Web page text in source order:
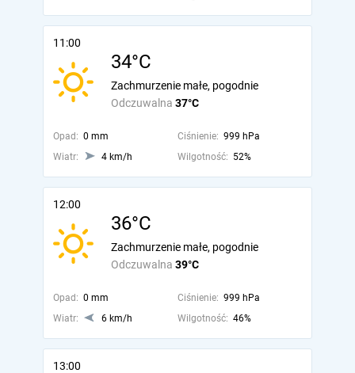
11:00
34°C
Odczuwalna 37°C
Zachmurzenie małe, pogodnie
Opad: 0 mm Ciśnienie: 999 hPa
Wiatr:
4 km/h Wilgotność: 52%
12:00
36°C
Odczuwalna 39°C
Zachmurzenie małe, pogodnie
Opad: 0 mm Ciśnienie: 999 hPa
Wiatr:
6 km/h Wilgotność: 46%
13:00